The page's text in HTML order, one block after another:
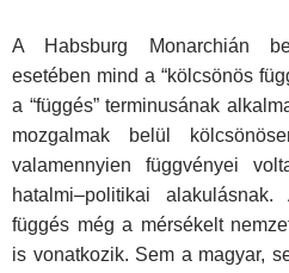
A Habsburg Monarchián
esetében mind a “kölcsönös
a “függés” terminusának
mozgalmak belül
valamennyien függvényei
hatalmi–politikai
függés még a mérsékelt
is vonatkozik. Sem a magyar,